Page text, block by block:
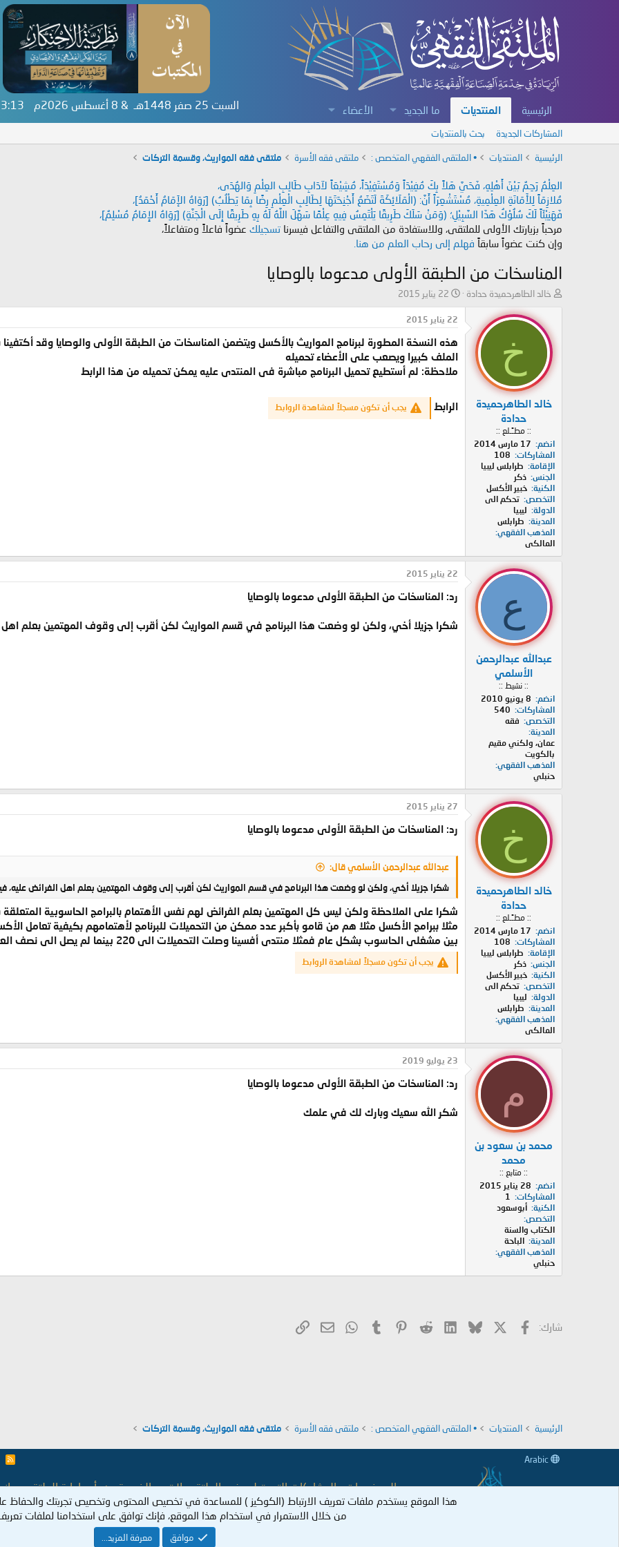
الرئيسية المنتديات ما الجديد الأعضاء السبت 25 صفر 1448هـ & 8 أغسطس 2026م
المشاركات الجديدة بحث بالمنتديات
الرئيسية المنتديات • الملتقى الفقهي المتخصص : ملتقى فقه الأسرة ملتقى فقه المواريث، وقسمة التركات
العِلْمُ رَحِمٌ بَيْنَ أَهْلِهِ، فَحَيَّ هَلاً بِكَ مُفِيْدَاً وَمُسْتَفِيْدَاً، مُشِيْعَاً لآدَابِ طَالِبِ العِلْمِ وَالهُدَى،
مُلازِمَاً لِلأَمَانَةِ العِلْمِيةِ، مُسْتَشْعِرَاً أَنَّ: (الْمَلَائِكَةَ لَتَضَعُ أَجْنِحَتَهَا لِطَالِبِ الْعِلْمِ رِضًا بِمَا يَطْلُبُ) [رَوَاهُ الإَمَامُ أَحْمَدُ]،
فَهَنِيْئَاً لَكَ سُلُوْكُ هَذَا السَّبِيْلِ؛ (وَمَنْ سَلَكَ طَرِيقًا يَلْتَمِسُ فِيهِ عِلْمًا سَهَّلَ اللَّهُ لَهُ بِهِ طَرِيقًا إِلَى الْجَنَّةِ) [رَوَاهُ الإِمَامُ مُسْلِمٌ]،
مرحباً بزيارتك الأولى للملتقى، وللاستفادة من الملتقى والتفاعل فيسرنا تسجيلك عضواً فاعلاً ومتفاعلاً،
وإن كنت عضواً سابقاً فهلم إلى رحاب العلم من هنا.
المناسخات من الطبقة الأولى مدعوما بالوصايا
ب
ئ
ا
ل
م
و
و
خالد الطاهرحميدة حدادة
ت
ا
ر
ي
خ
ا
ل
ء
22 يناير 2015
خ
خالد الطاهرحميدة
حدادة
:: مطـًـلع ::
انضم
17 مارس 2014
المشاركات
108
الإقامة
طرابلس ليبيا
الجنس ذكر
الكنية خبير الأكسل
التخصص تحكم الى
الدولة
ليبيا
المدينة
طرابلس
المذهب الفقهي
المالكى
22 يناير 2015
هذه النسخة المطورة لبرنامج المواريث بالأكسل ويتضمن المناسخات من الطبقة الأولى والوصايا وقد
الملف كبيرا ويصعب على الأعضاء تحميله
ملاحظة: لم أستطيع تحميل البرنامج مباشرة فى المنتدى عليه يمكن تحميله من هذا الرابط
الرابط يجب أن تكون مسجلاً لمشاهدة الروابط
ع
عبدالله عبدالرحمن
الأسلمي
:: نشيط ::
انضم
8 يونيو 2010
المشاركات
540
التخصص
فقه
المدينة
عمان، ولكني مقيم
بالكويت
المذهب الفقهي
حنبلي
22 يناير 2015
رد: المناسخات من الطبقة الأولى مدعوما بالوصايا
شكرا جزيلا أخي، ولكن لو وضعت هذا البرنامج في قسم المواريث لكن أقرب إلى وقوف المهتمين بعلم اهل
خ
خالد الطاهرحميدة
حدادة
:: مطـًـلع ::
انضم
17 مارس 2014
المشاركات
108
الإقامة
طرابلس ليبيا
الجنس ذكر
الكنية خبير الأكسل
التخصص تحكم الى
الدولة
ليبيا
المدينة
طرابلس
المذهب الفقهي
المالكى
27 يناير 2015
رد: المناسخات من الطبقة الأولى مدعوما بالوصايا
عبدالله عبدالرحمن الأسلمي قال:
شكرا جزيلا أخي، ولكن لو وضعت هذا البرنامج في قسم المواريث لكن أقرب إلى وقوف المهتمين بعلم اهل الفرائض عليه،
شكرا على الملاحظة ولكن ليس كل المهتمين بعلم الفرائض لهم نفس الأهتمام بالبرامج الحاسوبية
مثلا ببرامج الأكسل مثلا هم من قامو بأكبر عدد ممكن من التحميلات للبرنامج لأهتمامهم بكيفية تعامل
بين مشغلى الحاسوب بشكل عام فمثلا منتدى أفسينا وصلت التحميلات الى 220 بينما لم يصل الى نصف العدد فى المنتديات المتخصصة فى الفقه .
يجب أن تكون مسجلاً لمشاهدة الروابط
م
محمد بن سعود بن
محمد
:: متابع ::
انضم
28 يناير 2015
المشاركات
1
الكنية أبوسعود
التخصص
الكتاب والسنة
المدينة الباحة
المذهب الفقهي
حنبلي
23 يوليو 2019
رد: المناسخات من الطبقة الأولى مدعوما بالوصايا
شكر الله سعيك وبارك لك في علمك
شارك: فيسبوك Bluesky
LinkedIn
Reddit
Pinterest
Tumblr
WhatsAppالبريد الإلكتروني
الرئيسية المنتديات • الملتقى الفقهي المتخصص : ملتقى فقه الأسرة ملتقى فقه المواريث، وقسمة التركات
R
جميع الموضوعات والمشاركات التي تطرح في الملتقى لا تعبر بالضرورة عن رأي إدارة الملتقى،
وكل عضو نكل أمانته العلمية إلى رقابته الذاتية!.
[آل
جميع الحقوق محفوظة لموقع الملتقى الفقهي, أحد فروع الشبكة الفقهية، تم إنشاؤه يوم السبت 1428/8/12هـ
هذا الموقع يستخدم ملفات تعريف الارتباط (الكوكيز ) للمساعدة في تخصيص المحتوى وتخصيص تجربتك والحفاظ
من خلال الاستمرار في استخدام هذا الموقع، فإنك توافق على استخدامنا لملفات تعريف
موافق معرفة المزيد...